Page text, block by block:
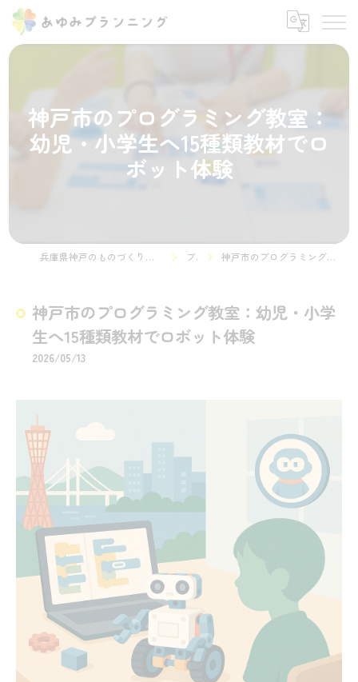
神戸市のプログラミング教室：
幼児・小学生へ15種類教材でロ
ボット体験
兵庫県神戸のものづくりやプログラミング教室ならSTEMON 神戸諏訪山校 ブログ 神戸市のプログラミング教室：幼児・小学生へ15種類教材でロボット体験
神戸市のプログラミング教室：幼児・小学
生へ15種類教材でロボット体験
2026/05/13